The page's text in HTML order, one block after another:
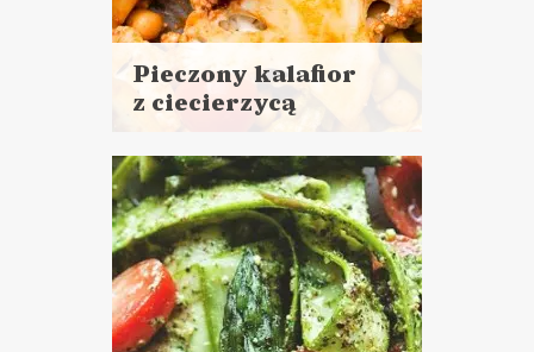
Pieczony kalafior
z ciecierzycą
więcej
Czas przygotowania: 15 minut
+ 30 minut pieczenia
DANIA GŁÓWNE
LUNCHE DO PRACY
NORMALNE JEDZENIE
VEGANUARY ?